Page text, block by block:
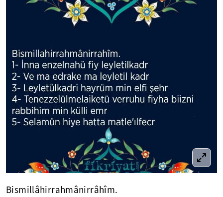
Bismillâhirrahmânirrâhîm.